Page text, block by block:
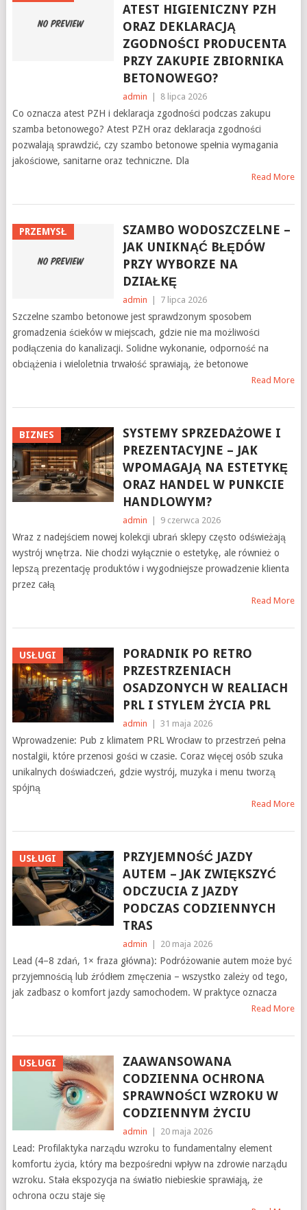
ATEST HIGIENICZNY PZH
ORAZ DEKLARACJĄ
ZGODNOŚCI PRODUCENTA
PRZY ZAKUPIE ZBIORNIKA
BETONOWEGO?
admin | 8 lipca 2026
Co oznacza atest PZH i deklaracja zgodności podczas zakupu
szamba betonowego? Atest PZH oraz deklaracja zgodności
pozwalają sprawdzić, czy szambo betonowe spełnia wymagania
jakościowe, sanitarne oraz techniczne. Dla
Read More
PRZEMYSŁ
SZAMBO WODOSZCZELNE –
JAK UNIKNĄĆ BŁĘDÓW
PRZY WYBORZE NA
DZIAŁKĘ
admin | 7 lipca 2026
Szczelne szambo betonowe jest sprawdzonym sposobem
gromadzenia ścieków w miejscach, gdzie nie ma możliwości
podłączenia do kanalizacji. Solidne wykonanie, odporność na
obciążenia i wieloletnia trwałość sprawiają, że betonowe
Read More
BIZNES
SYSTEMY SPRZEDAŻOWE I
PREZENTACYJNE – JAK
WPOMAGAJĄ NA ESTETYKĘ
ORAZ HANDEL W PUNKCIE
HANDLOWYM?
admin | 9 czerwca 2026
Wraz z nadejściem nowej kolekcji ubrań sklepy często odświeżają
wystrój wnętrza. Nie chodzi wyłącznie o estetykę, ale również o
lepszą prezentację produktów i wygodniejsze prowadzenie klienta
przez całą
Read More
USŁUGI
PORADNIK PO RETRO
PRZESTRZENIACH
OSADZONYCH W REALIACH
PRL I STYLEM ŻYCIA PRL
admin | 31 maja 2026
Wprowadzenie: Pub z klimatem PRL Wrocław to przestrzeń pełna
nostalgii, które przenosi gości w czasie. Coraz więcej osób szuka
unikalnych doświadczeń, gdzie wystrój, muzyka i menu tworzą
spójną
Read More
USŁUGI
PRZYJEMNOŚĆ JAZDY
AUTEM – JAK ZWIĘKSZYĆ
ODCZUCIA Z JAZDY
PODCZAS CODZIENNYCH
TRAS
admin | 20 maja 2026
Lead (4–8 zdań, 1× fraza główna): Podróżowanie autem może być
przyjemnością lub źródłem zmęczenia – wszystko zależy od tego,
jak zadbasz o komfort jazdy samochodem. W praktyce oznacza
Read More
USŁUGI
ZAAWANSOWANA
CODZIENNA OCHRONA
SPRAWNOŚCI WZROKU W
CODZIENNYM ŻYCIU
admin | 20 maja 2026
Lead: Profilaktyka narządu wzroku to fundamentalny element
komfortu życia, który ma bezpośredni wpływ na zdrowie narządu
wzroku. Stała ekspozycja na światło niebieskie sprawiają, że
ochrona oczu staje się